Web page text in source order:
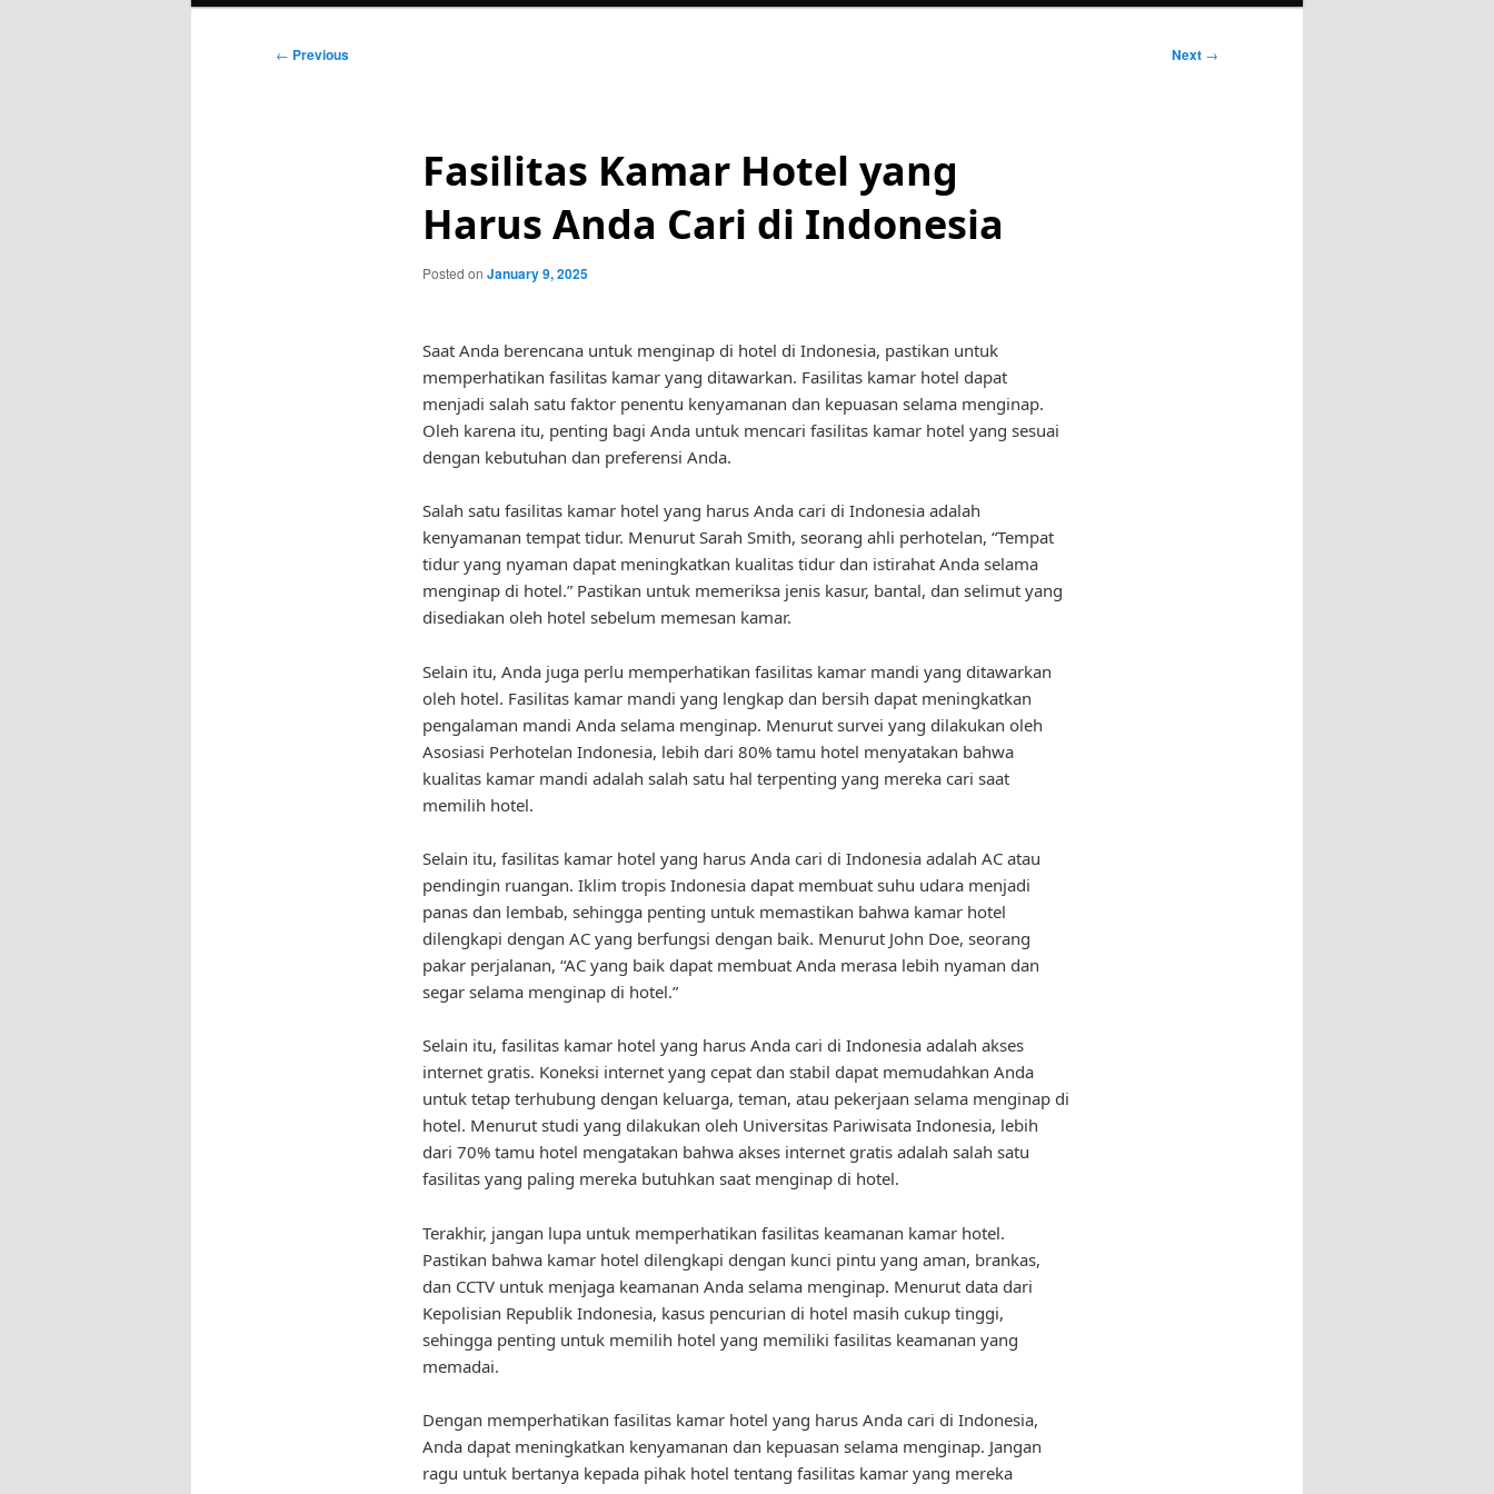
Post
← Previous Next →
Fasilitas Kamar Hotel yang
Harus Anda Cari di Indonesia
Posted on January 9, 2025
Saat Anda berencana untuk menginap di hotel di Indonesia, pastikan untuk
memperhatikan fasilitas kamar yang ditawarkan. Fasilitas kamar hotel dapat
menjadi salah satu faktor penentu kenyamanan dan kepuasan selama menginap.
Oleh karena itu, penting bagi Anda untuk mencari fasilitas kamar hotel yang sesuai
dengan kebutuhan dan preferensi Anda.
Salah satu fasilitas kamar hotel yang harus Anda cari di Indonesia adalah
kenyamanan tempat tidur. Menurut Sarah Smith, seorang ahli perhotelan, “Tempat
tidur yang nyaman dapat meningkatkan kualitas tidur dan istirahat Anda selama
menginap di hotel.” Pastikan untuk memeriksa jenis kasur, bantal, dan selimut yang
disediakan oleh hotel sebelum memesan kamar.
Selain itu, Anda juga perlu memperhatikan fasilitas kamar mandi yang ditawarkan
oleh hotel. Fasilitas kamar mandi yang lengkap dan bersih dapat meningkatkan
pengalaman mandi Anda selama menginap. Menurut survei yang dilakukan oleh
Asosiasi Perhotelan Indonesia, lebih dari 80% tamu hotel menyatakan bahwa
kualitas kamar mandi adalah salah satu hal terpenting yang mereka cari saat
memilih hotel.
Selain itu, fasilitas kamar hotel yang harus Anda cari di Indonesia adalah AC atau
pendingin ruangan. Iklim tropis Indonesia dapat membuat suhu udara menjadi
panas dan lembab, sehingga penting untuk memastikan bahwa kamar hotel
dilengkapi dengan AC yang berfungsi dengan baik. Menurut John Doe, seorang
pakar perjalanan, “AC yang baik dapat membuat Anda merasa lebih nyaman dan
segar selama menginap di hotel.”
Selain itu, fasilitas kamar hotel yang harus Anda cari di Indonesia adalah akses
internet gratis. Koneksi internet yang cepat dan stabil dapat memudahkan Anda
untuk tetap terhubung dengan keluarga, teman, atau pekerjaan selama menginap di
hotel. Menurut studi yang dilakukan oleh Universitas Pariwisata Indonesia, lebih
dari 70% tamu hotel mengatakan bahwa akses internet gratis adalah salah satu
fasilitas yang paling mereka butuhkan saat menginap di hotel.
Terakhir, jangan lupa untuk memperhatikan fasilitas keamanan kamar hotel.
Pastikan bahwa kamar hotel dilengkapi dengan kunci pintu yang aman, brankas,
dan CCTV untuk menjaga keamanan Anda selama menginap. Menurut data dari
Kepolisian Republik Indonesia, kasus pencurian di hotel masih cukup tinggi,
sehingga penting untuk memilih hotel yang memiliki fasilitas keamanan yang
memadai.
Dengan memperhatikan fasilitas kamar hotel yang harus Anda cari di Indonesia,
Anda dapat meningkatkan kenyamanan dan kepuasan selama menginap. Jangan
ragu untuk bertanya kepada pihak hotel tentang fasilitas kamar yang mereka